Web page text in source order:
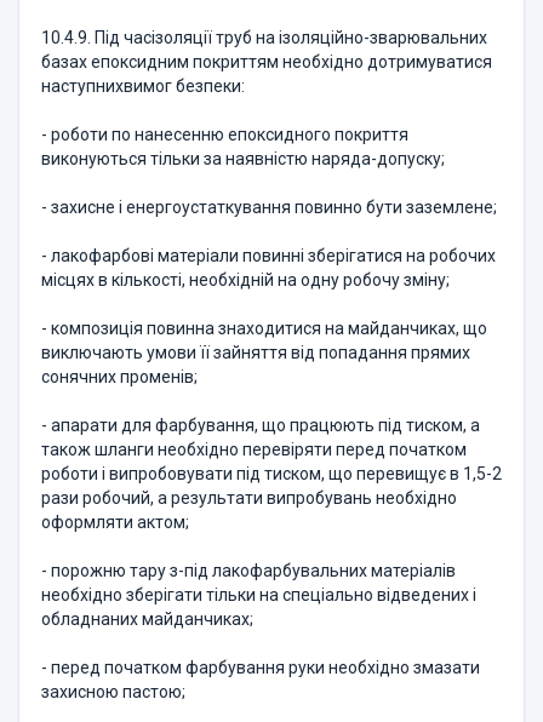
10.4.9. Під часізоляції труб на ізоляційно-зварювальних
базах епоксидним покриттям необхідно дотримуватися
наступнихвимог безпеки:
- роботи по нанесенню епоксидного покриття
виконуються тільки за наявністю наряда-допуску;
- захисне і енергоустаткування повинно бути заземлене;
- лакофарбові матеріали повинні зберігатися на робочих
місцях в кількості, необхідній на одну робочу зміну;
- композиція повинна знаходитися на майданчиках, що
виключають умови її зайняття від попадання прямих
сонячних променів;
- апарати для фарбування, що працюють під тиском, а
також шланги необхідно перевіряти перед початком
роботи і випробовувати під тиском, що перевищує в 1,5-2
рази робочий, а результати випробувань необхідно
оформляти актом;
- порожню тару з-під лакофарбувальних матеріалів
необхідно зберігати тільки на спеціально відведених і
обладнаних майданчиках;
- перед початком фарбування руки необхідно змазати
захисною пастою;